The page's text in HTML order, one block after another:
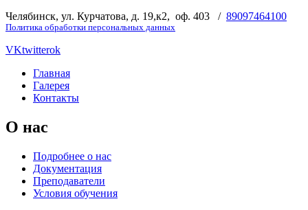
Челябинск, ул. Курчатова, д. 19,к2, оф. 403 / 89097464100
Политика обработки персональных данных
VKtwitterok
Главная
Галерея
Контакты
О нас
Подробнее о нас
Документация
Преподаватели
Условия обучения